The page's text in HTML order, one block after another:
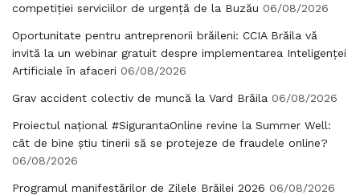
competiției serviciilor de urgență de la Buzău 06/08/2026
Oportunitate pentru antreprenorii brăileni: CCIA Brăila vă
invită la un webinar gratuit despre implementarea Inteligenței
Artificiale în afaceri 06/08/2026
Grav accident colectiv de muncă la Vard Brăila 06/08/2026
Proiectul național #SigurantaOnline revine la Summer Well:
cât de bine știu tinerii să se protejeze de fraudele online?
06/08/2026
Programul manifestărilor de Zilele Brăilei 2026 06/08/2026